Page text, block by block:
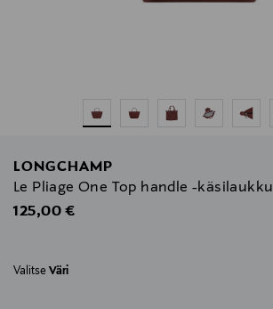
LONGCHAMP
Le Pliage One Top handle -käsilaukku
Original Price
125,00 €
Valitse Väri